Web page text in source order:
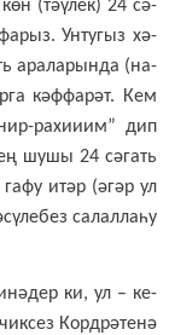
(тә­ү­лек) 24 сә­
Ун­ту­гыз хә­
ара­ла­рын­да (на­
кәф­фа­рәт. Кем
ра­хи­и­им” дип
шу­шы 24 сә­гать
итәр (әгәр ул
са­лал­ла­һу
ки, ул – ке­
Корд­рә­те­нә